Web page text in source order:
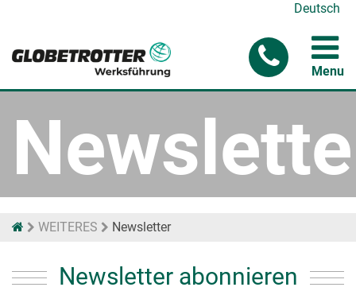
Deutsch
Menu
WEITERES Newsletter
Newsletter abonnieren